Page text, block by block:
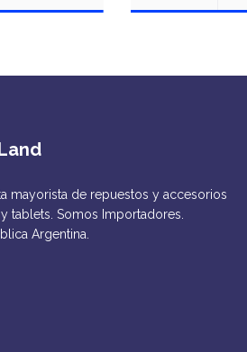
mayorista de repuestos y accesorios
tablets. Somos Importadores.
Argentina.